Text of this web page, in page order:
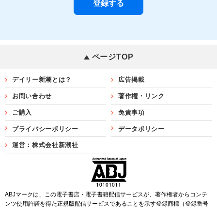
ページTOP
デイリー新潮とは？ 広告掲載
お問い合わせ 著作権・リンク
ご購入 免責事項
プライバシーポリシー データポリシー
運営：株式会社新潮社
ABJマークは、この電子書店・電子書籍配信サービスが、著作権者からコンテ
ンツ使用許諾を得た正規版配信サービスであることを示す登録商標（登録番号